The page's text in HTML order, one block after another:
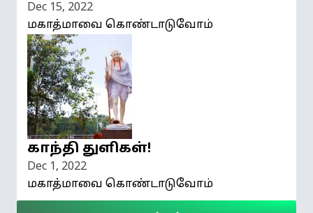
Dec 15, 2022
மகாத்மாவை கொண்டாடுவோம்
காந்தி துளிகள்!
Dec 1, 2022
மகாத்மாவை கொண்டாடுவோம்